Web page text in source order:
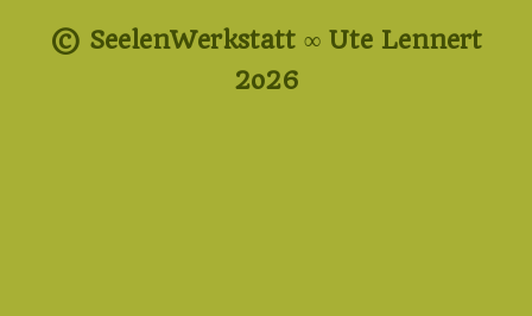
© SeelenWerkstatt ∞ Ute Lennert
2o26